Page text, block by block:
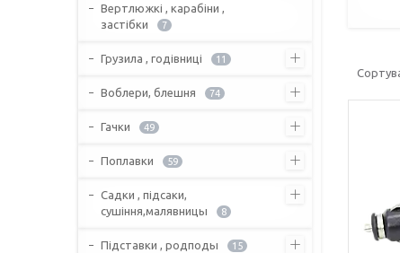
Вертлюжкі , карабіни ,
застібки
7
Грузила , годівниці 11
Воблери, блешня 74
Гачки 49
Поплавки 59
Садки , підсаки,
сушіння,малявницы
8
Підставки , родподы 15